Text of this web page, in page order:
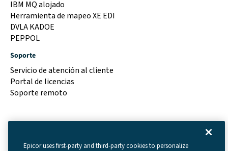
IBM MQ alojado
Herramienta de mapeo XE EDI
DVLA KADOE
PEPPOL
Soporte
Servicio de atención al cliente
Portal de licencias
Soporte remoto
Epicor uses first-party and third-party cookies to personalize